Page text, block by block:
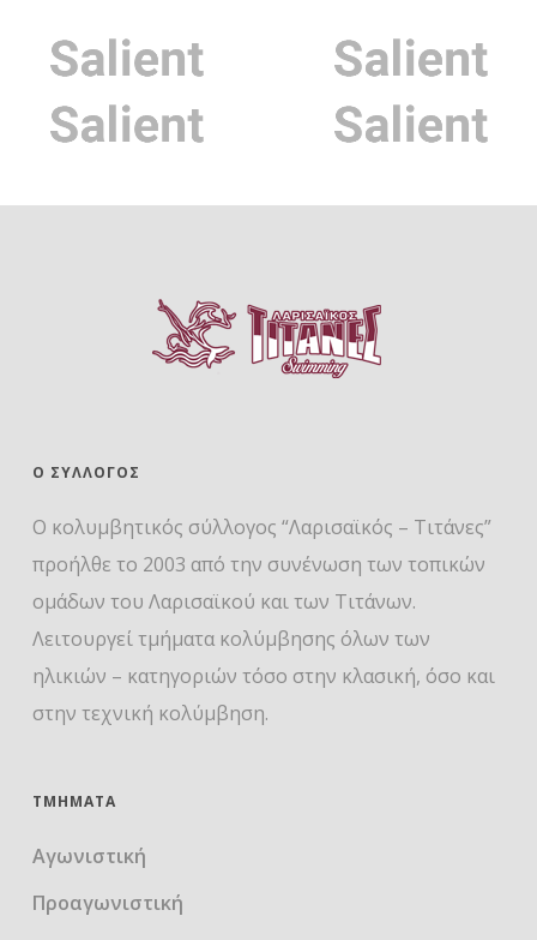
Ο ΣΎΛΛΟΓΟΣ
Ο κολυμβητικός σύλλογος “Λαρισαϊκός – Τιτάνες”
προήλθε το 2003 από την συνένωση των τοπικών
ομάδων του Λαρισαϊκού και των Τιτάνων.
Λειτουργεί τμήματα κολύμβησης όλων των
ηλικιών – κατηγοριών τόσο στην κλασική, όσο και
στην τεχνική κολύμβηση.
ΤΜΉΜΑΤΑ
Αγωνιστική
Προαγωνιστική